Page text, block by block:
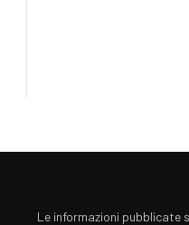
Le informazioni pubblicate